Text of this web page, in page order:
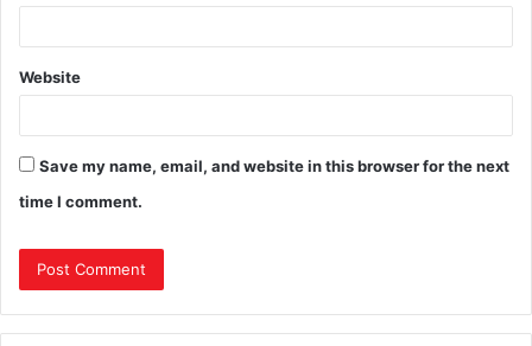
Website
Save my name, email, and website in this browser for the next
time I comment.